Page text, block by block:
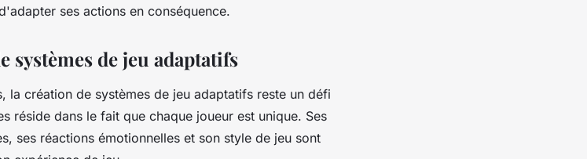
ses actions en conséquence.
systèmes de jeu adaptatifs
la création de systèmes de jeu adaptatifs reste un défi
réside dans le fait que chaque joueur est unique. Ses
ses réactions émotionnelles et son style de jeu sont